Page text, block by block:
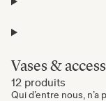
Vases &
12 produits
Qui d’entre nous,